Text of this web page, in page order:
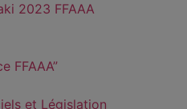
2023 FFAAA
FFAAA”
et Législation